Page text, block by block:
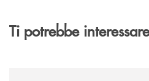
Ti potrebbe